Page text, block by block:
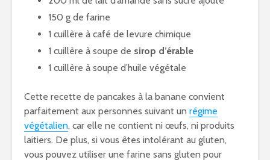
150 g de farine
1 cuillère à café de levure chimique
1 cuillère à soupe de sirop d’érable
1 cuillère à soupe d’huile végétale
Cette recette de pancakes à la banane convient
parfaitement aux personnes suivant un régime
végétalien, car elle ne contient ni œufs, ni produits
laitiers. De plus, si vous êtes intolérant au gluten,
vous pouvez utiliser une farine sans gluten pour